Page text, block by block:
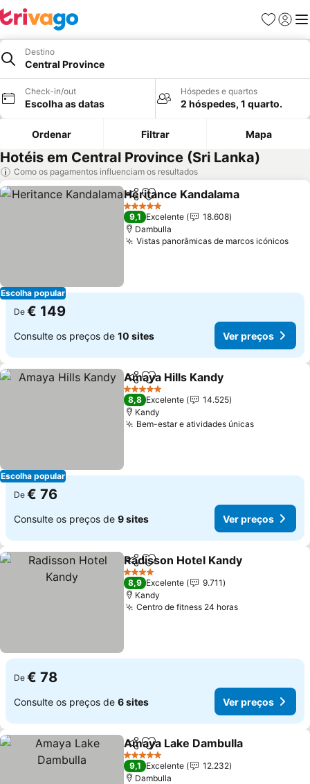
Favoritos
Iniciar
Destino
Central Province
Check-in/out
Escolha as datas
Hóspedes e quartos
2 hóspedes, 1 quarto.
Ordenar Filtrar Mapa
Hotéis em Central Province (Sri Lanka)
Como os pagamentos influenciam os resultados
Escolha popular
PartilharAdicionar aos favoritos
Heritance Kandalama
5 Estrelas
9,1 Excelente
18.608
Dambulla
Vistas panorâmicas de marcos icónicosVer
De € 149
Consulte os preços de 10 sites Ver preços
Escolha popular
PartilharAdicionar aos favoritos
Amaya Hills Kandy
5 Estrelas
8,8 Excelente
14.525
Kandy
Bem-estar e atividades únicasVer preços
De € 76
Consulte os preços de 9 sites Ver preços
PartilharAdicionar aos favoritos
Radisson Hotel Kandy
4 Estrelas
8,9 Excelente
9.711
Kandy
Centro de fitness 24 horasVer preços
De € 78
Consulte os preços de 6 sites Ver preços
PartilharAdicionar aos favoritos
Amaya Lake Dambulla
5 Estrelas
9,1 Excelente
12.232
Dambulla